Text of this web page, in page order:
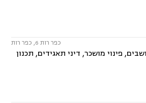
כפר רות 6, כפר רות
פינוי מושכר, דיני תאגידים, תכנון